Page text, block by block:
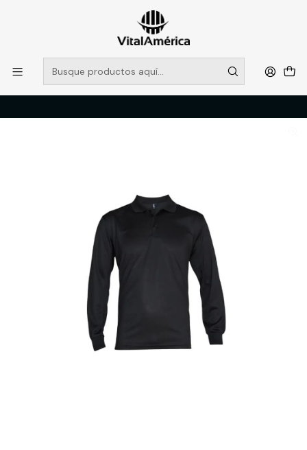
POR SISTEMA FRONTAL SOLO RETIROS EN TIENDA, DESDE
MUCHAS GRACIAS +569 5956 2237
Leer más
Catálogo
VESTIMENTA TECNICA Y CORPORATIVA
POLERAS Y CAMISAS
POLERA DRY FIT M/L HOMBRE L NEGRO